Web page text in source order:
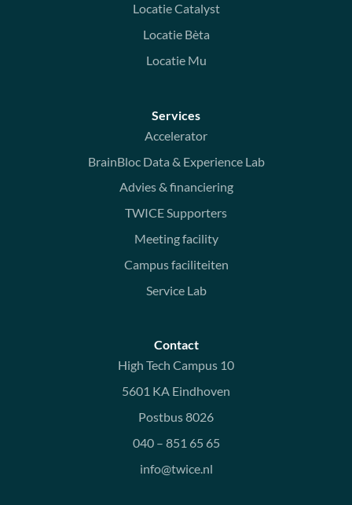
Locatie Catalyst
Locatie Bèta
Locatie Mu
Services
Accelerator
BrainBloc Data & Experience Lab
Advies & financiering
TWICE Supporters
Meeting facility
Campus faciliteiten
Service Lab
Contact
High Tech Campus 10
5601 KA Eindhoven
Postbus 8026
040 – 851 65 65
info@twice.nl